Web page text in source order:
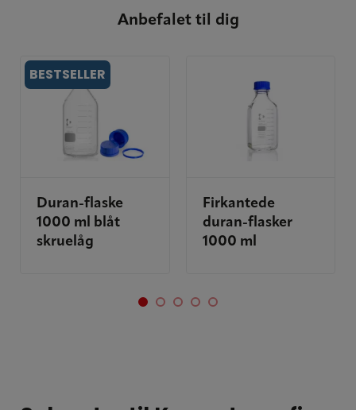
Anbefalet til dig
BESTSELLER
Duran-flaske
1000 ml blåt
skruelåg
Firkantede
duran-flasker
1000 ml